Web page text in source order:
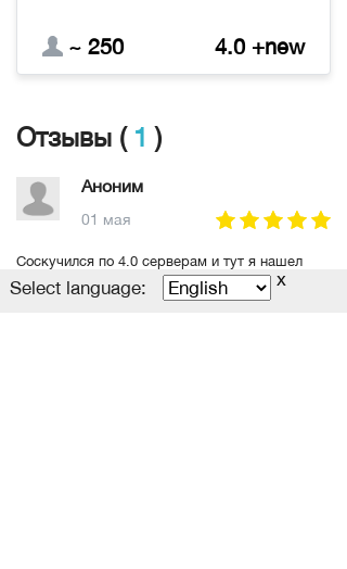
~ 250 4.0 +new
Отзывы ( 1 )
Аноним
01 мая
Соскучился по 4.0 серверам и тут я нашел
этот сервер. И это что то абослютно новое,
новый игровой опыт и переосмысление 4.0 но
Select language: x